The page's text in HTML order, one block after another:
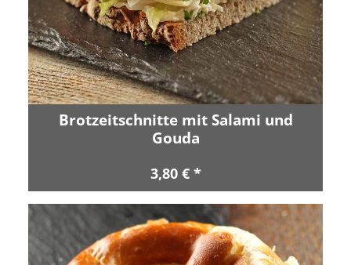
Brotzeitschnitte mit Salami und
Gouda
3,80 € *